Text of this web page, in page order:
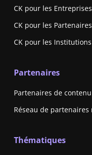
CK pour les Entreprises
CK pour les
CK pour les
Partenaires
Partenaires de contenu
Réseau de partenaires
Thématiques